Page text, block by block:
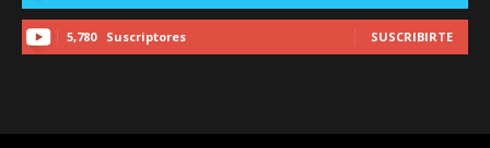
5,780 Suscriptores SUSCRIBIRTE